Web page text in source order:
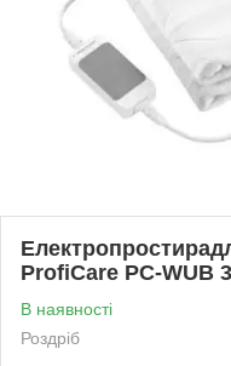
ProfiCare PC-WUB
В наявності
Роздріб